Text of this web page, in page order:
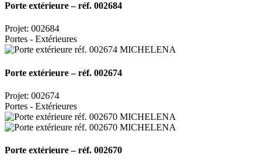
Porte extérieure – réf. 002684
Projet: 002684
Portes - Extérieures
Porte extérieure – réf. 002674
Projet: 002674
Portes - Extérieures
Porte extérieure – réf. 002670